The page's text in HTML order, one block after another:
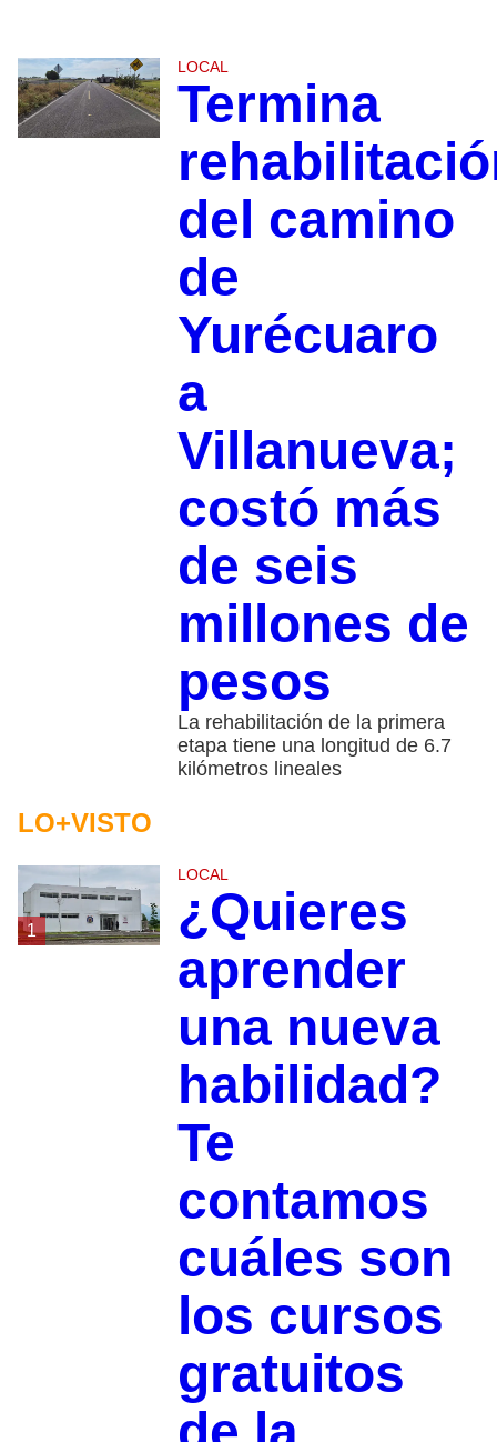
LOCAL
Termina
del camino
de
Yurécuaro
a
Villanueva;
costó más
de seis
millones de
pesos
La rehabilitación de la primera
etapa tiene una longitud de 6.7
kilómetros lineales
LO+VISTO
1
LOCAL
¿Quieres
aprender
una nueva
habilidad?
Te
contamos
cuáles son
los cursos
gratuitos